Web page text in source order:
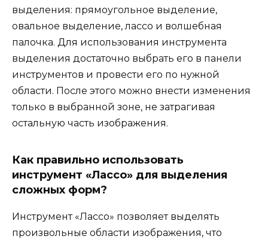
выделения: прямоугольное выделение,
овальное выделение, лассо и волшебная
палочка. Для использования инструмента
выделения достаточно выбрать его в панели
инструментов и провести его по нужной
области. После этого можно внести изменения
только в выбранной зоне, не затрагивая
остальную часть изображения.
Как правильно использовать
инструмент «Лассо» для выделения
сложных форм?
Инструмент «Лассо» позволяет выделять
произвольные области изображения, что